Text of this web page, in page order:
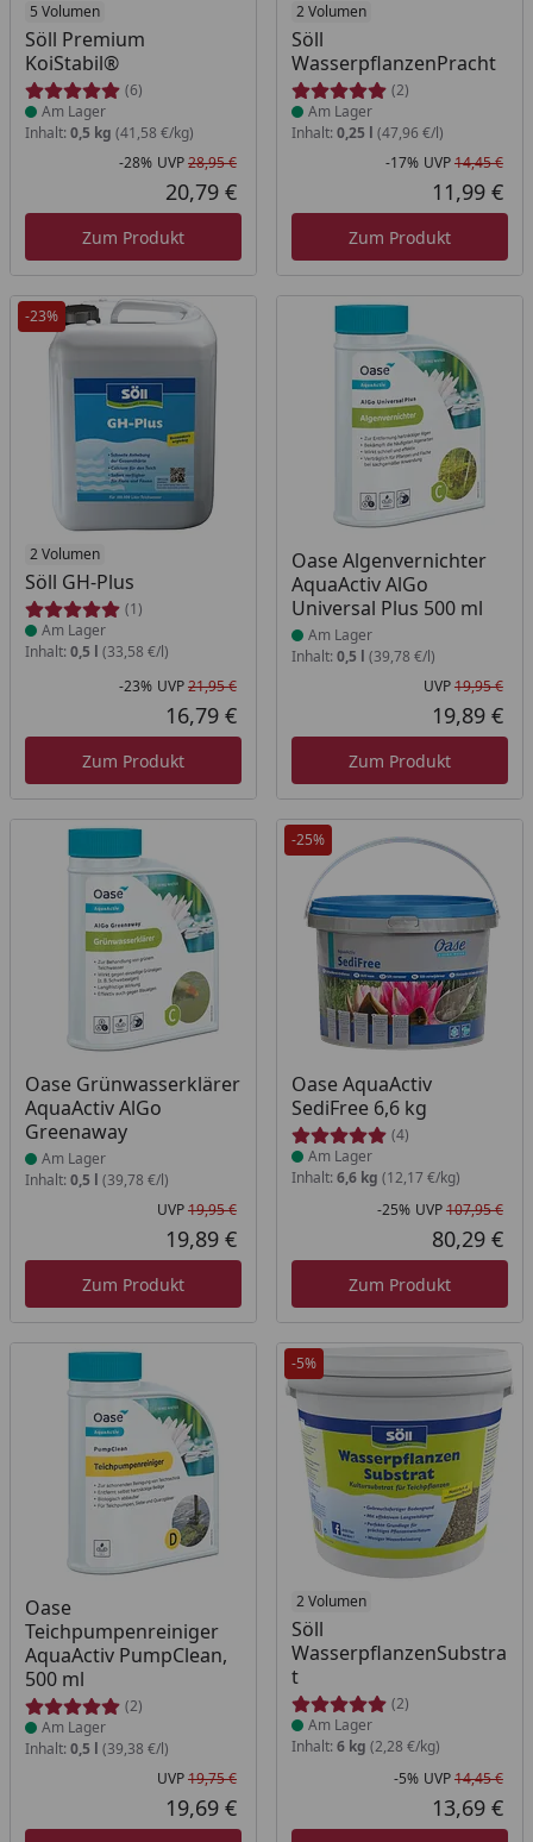
5 Volumen
Söll Premium
KoiStabil®
(6)
Produkt am Lager
Am Lager
Inhalt: 0,5 kg (41,58 €/kg)
Rabatt in Prozent
-28%
Ursprünglicher Preis
UVP28,95 €
Aktueller Preis
20,79 €
Zum Produkt
2 Volumen
Söll
WasserpflanzenPracht
(2)
Produkt am Lager
Am Lager
Inhalt: 0,25 l (47,96 €/l)
-17% UVP14,45 €
11,99 €
Zum Produkt
-23%
2 Volumen
Söll GH-Plus
(1)
Produkt am Lager
Am Lager
Inhalt: 0,5 l (33,58 €/l)
Rabatt in Prozent
-23%
Ursprünglicher Preis
UVP21,95 €
Aktueller Preis
16,79 €
Zum Produkt
Oase Algenvernichter
AquaActiv AlGo
Universal Plus 500 ml
Produkt am Lager
Am Lager
Inhalt: 0,5 l (39,78 €/l)
UVP19,95 €
19,89 €
Zum Produkt
Oase Grünwasserklärer
AquaActiv AlGo
Greenaway
Produkt am Lager
Am Lager
Inhalt: 0,5 l (39,78 €/l)
Ursprünglicher Preis
UVP19,95 €
Aktueller Preis
19,89 €
Zum Produkt
-25%
Oase AquaActiv
SediFree 6,6 kg
(4)
Produkt am Lager
Am Lager
Inhalt: 6,6 kg (12,17 €/kg)
-25% UVP107,95 €
80,29 €
Zum Produkt
Oase
Teichpumpenreiniger
AquaActiv PumpClean,
500 ml
(2)
Produkt am Lager
Am Lager
Inhalt: 0,5 l (39,38 €/l)
Ursprünglicher Preis
UVP19,75 €
Aktueller Preis
19,69 €
-5%
2 Volumen
Söll
WasserpflanzenSubstra
t
(2)
Produkt am Lager
Am Lager
Inhalt: 6 kg (2,28 €/kg)
-5% UVP14,45 €
13,69 €